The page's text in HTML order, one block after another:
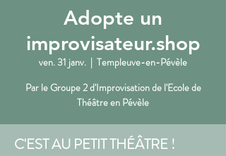
Adopte un
improvisateur.shop
ven. 31 janv.
  |
Templeuve-en-Pévèle
Par le Groupe 2 d'Improvisation de l'Ecole de
C'EST AU PETIT THÉÂTRE !